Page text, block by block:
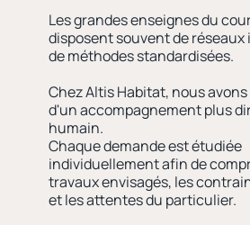
Les grandes enseignes du
disposent souvent de
de méthodes standardisées.
Chez Altis Habitat, nous
d'un accompagnement plus
humain.
Chaque demande est étudiée
individuellement afin de
travaux envisagés, les
et les attentes du particulier.